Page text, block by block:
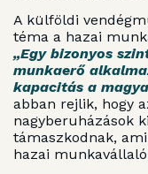
A külföldi
téma a hazai
„Egy bizonyos
munkaerő
kapacitás a
abban rejlik, hogy
nagyberuházások
támaszkodnak,
hazai